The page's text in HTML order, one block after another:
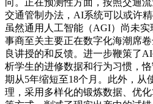
交通管制办法，AI系统可以或许
虽然通用人工智能（AGI）尚未
事商至关主要正在数字化海潮席
良讲授的和反馈。进一步鞭策了
析学生的进修数据和行为习惯，
期从5年缩短至18个月。此外，从
理，采用多样化的锻炼数据、优